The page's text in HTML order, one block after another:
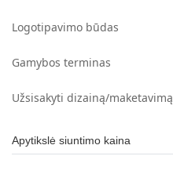
Logotipavimo būdas
Gamybos terminas
Užsisakyti dizainą/maketavimą
Apytikslė siuntimo kaina